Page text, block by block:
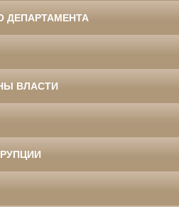
ДЕПАРТАМЕНТА
ВЛАСТИ